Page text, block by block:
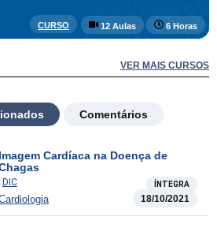
CURSO 12 Aulas 6 Horas
VER MAIS CURSOS
Comentários
Imagem Cardíaca na Doença de
DIC ÍNTEGRA
18/10/2021